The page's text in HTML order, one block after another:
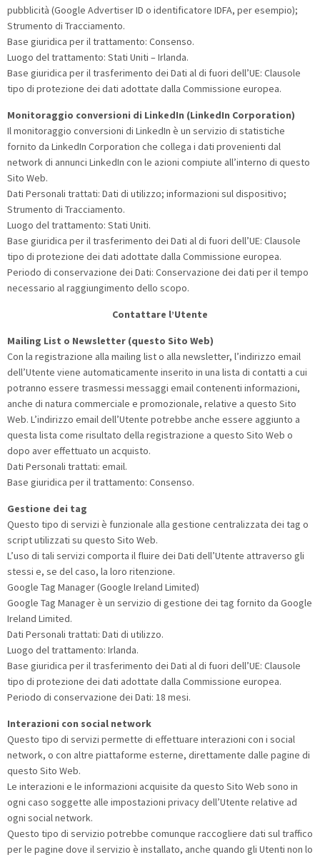
pubblicità (Google Advertiser ID o identificatore IDFA, per esempio);
Strumento di Tracciamento.
Base giuridica per il trattamento: Consenso.
Luogo del trattamento: Stati Uniti – Irlanda.
Base giuridica per il trasferimento dei Dati al di fuori dell’UE: Clausole
tipo di protezione dei dati adottate dalla Commissione europea.
Monitoraggio conversioni di LinkedIn (LinkedIn Corporation)
Il monitoraggio conversioni di LinkedIn è un servizio di statistiche
fornito da LinkedIn Corporation che collega i dati provenienti dal
network di annunci LinkedIn con le azioni compiute all’interno di questo
Sito Web.
Dati Personali trattati: Dati di utilizzo; informazioni sul dispositivo;
Strumento di Tracciamento.
Luogo del trattamento: Stati Uniti.
Base giuridica per il trasferimento dei Dati al di fuori dell’UE: Clausole
tipo di protezione dei dati adottate dalla Commissione europea.
Periodo di conservazione dei Dati: Conservazione dei dati per il tempo
necessario al raggiungimento dello scopo.
Contattare l’Utente
Mailing List o Newsletter (questo Sito Web)
Con la registrazione alla mailing list o alla newsletter, l’indirizzo email
dell’Utente viene automaticamente inserito in una lista di contatti a cui
potranno essere trasmessi messaggi email contenenti informazioni,
anche di natura commerciale e promozionale, relative a questo Sito
Web. L’indirizzo email dell’Utente potrebbe anche essere aggiunto a
questa lista come risultato della registrazione a questo Sito Web o
dopo aver effettuato un acquisto.
Dati Personali trattati: email.
Base giuridica per il trattamento: Consenso.
Gestione dei tag
Questo tipo di servizi è funzionale alla gestione centralizzata dei tag o
script utilizzati su questo Sito Web.
L’uso di tali servizi comporta il fluire dei Dati dell’Utente attraverso gli
stessi e, se del caso, la loro ritenzione.
Google Tag Manager (Google Ireland Limited)
Google Tag Manager è un servizio di gestione dei tag fornito da Google
Ireland Limited.
Dati Personali trattati: Dati di utilizzo.
Luogo del trattamento: Irlanda.
Base giuridica per il trasferimento dei Dati al di fuori dell’UE: Clausole
tipo di protezione dei dati adottate dalla Commissione europea.
Periodo di conservazione dei Dati: 18 mesi.
Interazioni con social network
Questo tipo di servizi permette di effettuare interazioni con i social
network, o con altre piattaforme esterne, direttamente dalle pagine di
questo Sito Web.
Le interazioni e le informazioni acquisite da questo Sito Web sono in
ogni caso soggette alle impostazioni privacy dell’Utente relative ad
ogni social network.
Questo tipo di servizio potrebbe comunque raccogliere dati sul traffico
per le pagine dove il servizio è installato, anche quando gli Utenti non lo